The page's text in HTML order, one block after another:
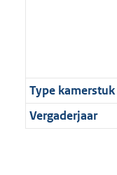
Type kamerstuk
Vergaderjaar